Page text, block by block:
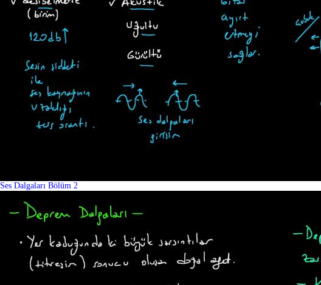
Ses Dalgaları Bölüm 2